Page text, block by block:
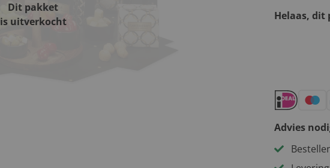
Dit pakket
is uitverkocht
Helaas, dit
Advies